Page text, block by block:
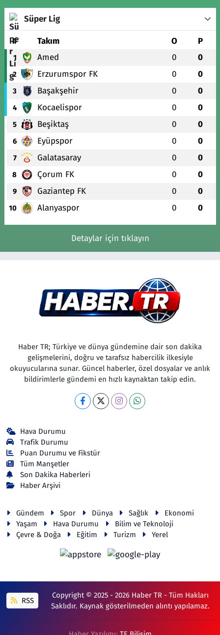
Süper Lig
# Takım O P
1 Amed 0 0
2 Erzurumspor FK 0 0
3 Başakşehir 0 0
4 Kocaelispor 0 0
5 Beşiktaş 0 0
6 Eyüpspor 0 0
7 Galatasaray 0 0
8 Çorum FK 0 0
9 Gaziantep FK 0 0
10 Alanyaspor 0 0
Detaylar için tıklayın
Haber TR; Türkiye ve dünya gündemine dair son dakika
gelişmelerini, doğru ve tarafsız habercilik ilkesiyle
okuyucularına sunar. Güncel haberler, özel dosyalar ve anlık
bildirimlerle gündemi en hızlı kaynaktan takip edin.
Hava Durumu
Trafik Durumu
Puan Durumu ve Fikstür
Tüm Manşetler
Son Dakika Haberleri
Haber Arşivi
Gündem Spor Dünya Sağlık
Ekonomi
Yaşam
Hava Durumu
Bilim ve Teknoloji
Çevre & Doğa
Eğitim Turizm Yerel
RSS
Copyright © 2025 - 2026 Haber TR - Tüm Hakları
Saklıdır. Kaynak gösterilmeden alıntı yapılamaz.